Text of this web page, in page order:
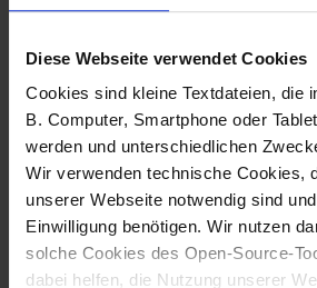
Diese Webseite verwendet Cookies
Cookies sind kleine Textdateien, die
B. Computer, Smartphone oder
werden und unterschiedlichen
Wir verwenden technische Cookies,
unserer Webseite notwendig sind
Einwilligung benötigen. Wir nutzen
solche Cookies des Open-Source-
dabei helfen, die Nutzung unserer
Fotografo: Lorenz
Sternbach
Download